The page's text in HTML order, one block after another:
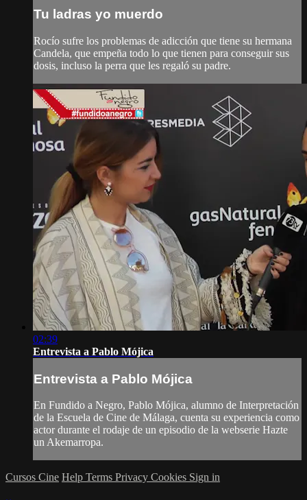
Tu ladras yo muerdo
Rocío sufre los problemas de adicción que tiene su hermana
Candela, que empeña todo lo que tienen para conseguir sus
dosis, incluso la perra que les regaló su padre.
02:39
Entrevista a Pablo Mójica
Entrevista a Pablo Mójica
En Fundido a Negro, Pablo Mójica, alumno de Interpretación
de la Escuela de Cine de Málaga, cuenta su experiencia como
actor durante el rodaje de un episodio de la webserie Hazte
un Akemarropa.
Cursos Cine Help Terms Privacy Cookies Sign in